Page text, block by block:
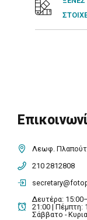
Λεωφ.
210 2812808
Δευτέρα:
21:00 | Πέμπτη:
Σάββατο -